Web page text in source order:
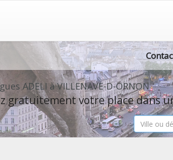
ADELI à VILLENAVE-D-ORNON
gratuitement votre place dans